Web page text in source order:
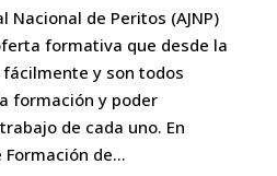
Nacional de Peritos (AJNP)
formativa que desde la
y son todos
formación y poder
de cada uno. En
Formación de...